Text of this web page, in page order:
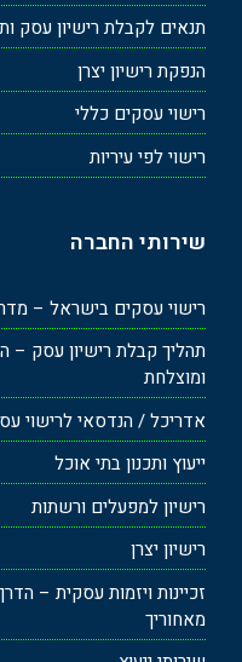
תנאים לקבלת רישיון עסק
הנפקת רישיון יצרן
רישוי עסקים כללי
רישוי לפי עיריות
שירותי החברה
רישוי עסקים בישראל –
תהליך קבלת רישיון עסק –
ומוצלחת
אדריכל / הנדסאי לרישוי
ייעוץ ותכנון בתי אוכל
רישיון למפעלים ורשתות
רישיון יצרן
זכיינות ויזמות עסקית –
מאחוריך